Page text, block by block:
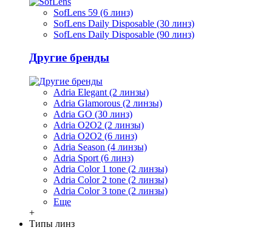
SofLens 59 (6 линз)
SofLens Daily Disposable (30 линз)
SofLens Daily Disposable (90 линз)
Другие бренды
Adria Elegant (2 линзы)
Adria Glamorous (2 линзы)
Adria GO (30 линз)
Adria O2O2 (2 линзы)
Adria O2O2 (6 линз)
Adria Season (4 линзы)
Adria Sport (6 линз)
Adria Сolor 1 tone (2 линзы)
Adria Сolor 2 tone (2 линзы)
Adria Сolor 3 tone (2 линзы)
Еще
+
Типы линз